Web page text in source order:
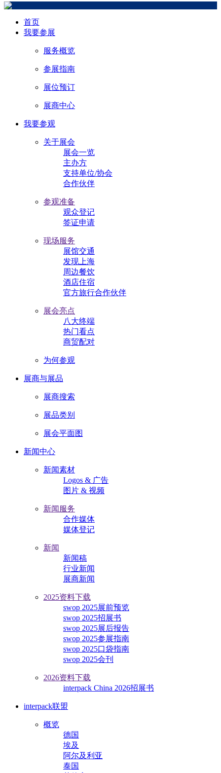
首页
我要参展
服务概览
参展指南
展位预订
展商中心
我要参观
关于展会
展会一览
主办方
支持单位/协会
合作伙伴
参观准备
观众登记
签证申请
现场服务
展馆交通
发现上海
周边餐饮
酒店住宿
官方旅行合作伙伴
展会亮点
八大终端
热门看点
商贸配对
为何参观
展商与展品
展商搜索
展品类别
展会平面图
新闻中心
新闻素材
Logos & 广告
图片 & 视频
新闻服务
合作媒体
媒体登记
新闻
新闻稿
行业新闻
展商新闻
2025资料下载
swop 2025展前预览
swop 2025招展书
swop 2025展后报告
swop 2025参展指南
swop 2025口袋指南
swop 2025会刊
2026资料下载
interpack China 2026招展书
interpack联盟
概览
德国
埃及
阿尔及利亚
泰国